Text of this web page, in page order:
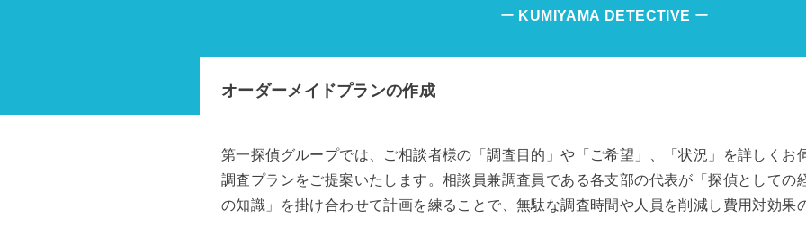
ー KUMIYAMA DETECTIVE ー
オーダーメイドプランの作成
第一探偵グループでは、ご相談者様の「調査目的」や「ご希望」、「状況」を詳しくお
調査プランをご提案いたします。相談員兼調査員である各支部の代表が「探偵としての
の知識」を掛け合わせて計画を練ることで、無駄な調査時間や人員を削減し費用対効果